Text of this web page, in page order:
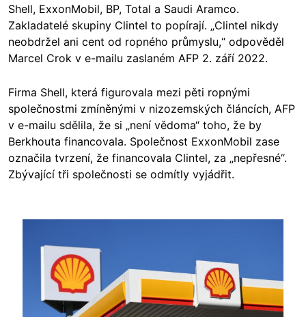
Shell, ExxonMobil, BP, Total a Saudi Aramco.
Zakladatelé skupiny Clintel to popírají. „Clintel nikdy
neobdržel ani cent od ropného průmyslu,“ odpověděl
Marcel Crok v e-mailu zaslaném AFP 2. září 2022.
Firma Shell, která figurovala mezi pěti ropnými
společnostmi zmíněnými v nizozemských článcích, AFP
v e-mailu sdělila, že si „není vědoma“ toho, že by
Berkhouta financovala. Společnost ExxonMobil zase
označila tvrzení, že financovala Clintel, za „nepřesné“.
Zbývající tři společnosti se odmítly vyjádřit.